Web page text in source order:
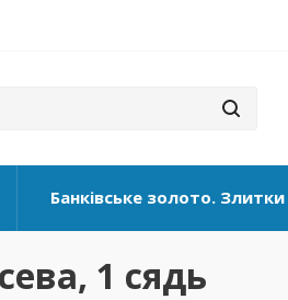
Банківське золото.
1 сядь